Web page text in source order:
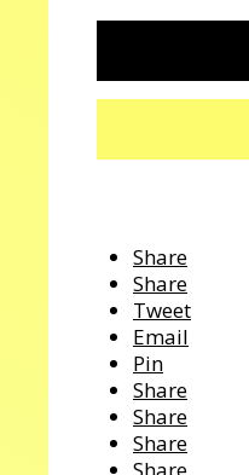
Share
Share
Tweet
Email
Pin
Share
Share
Share